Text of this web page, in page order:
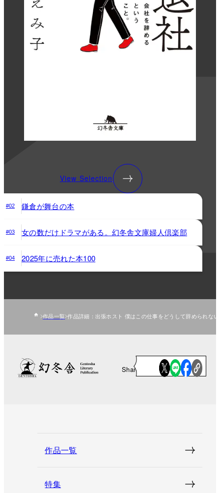
View Selection
#02 鎌倉が舞台の本
#03 女の数だけドラマがある。幻冬舎文庫婦人倶楽部
#04 2025年に売れた本100
作品一覧 作品詳細：出張ホスト 僕はこの仕事をどうして辞められ
Share
作品一覧
特集